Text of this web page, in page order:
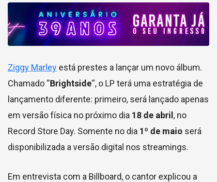
Ziggy Marley está prestes a lançar um novo álbum.
Chamado “Brightside“, o LP terá uma estratégia de
lançamento diferente: primeiro, será lançado apenas
em versão física no próximo dia 18 de abril , no
Record Store Day. Somente no dia 1º de maio será
disponibilizada a versão digital nos streamings.
Em entrevista com a Billboard, o cantor explicou a